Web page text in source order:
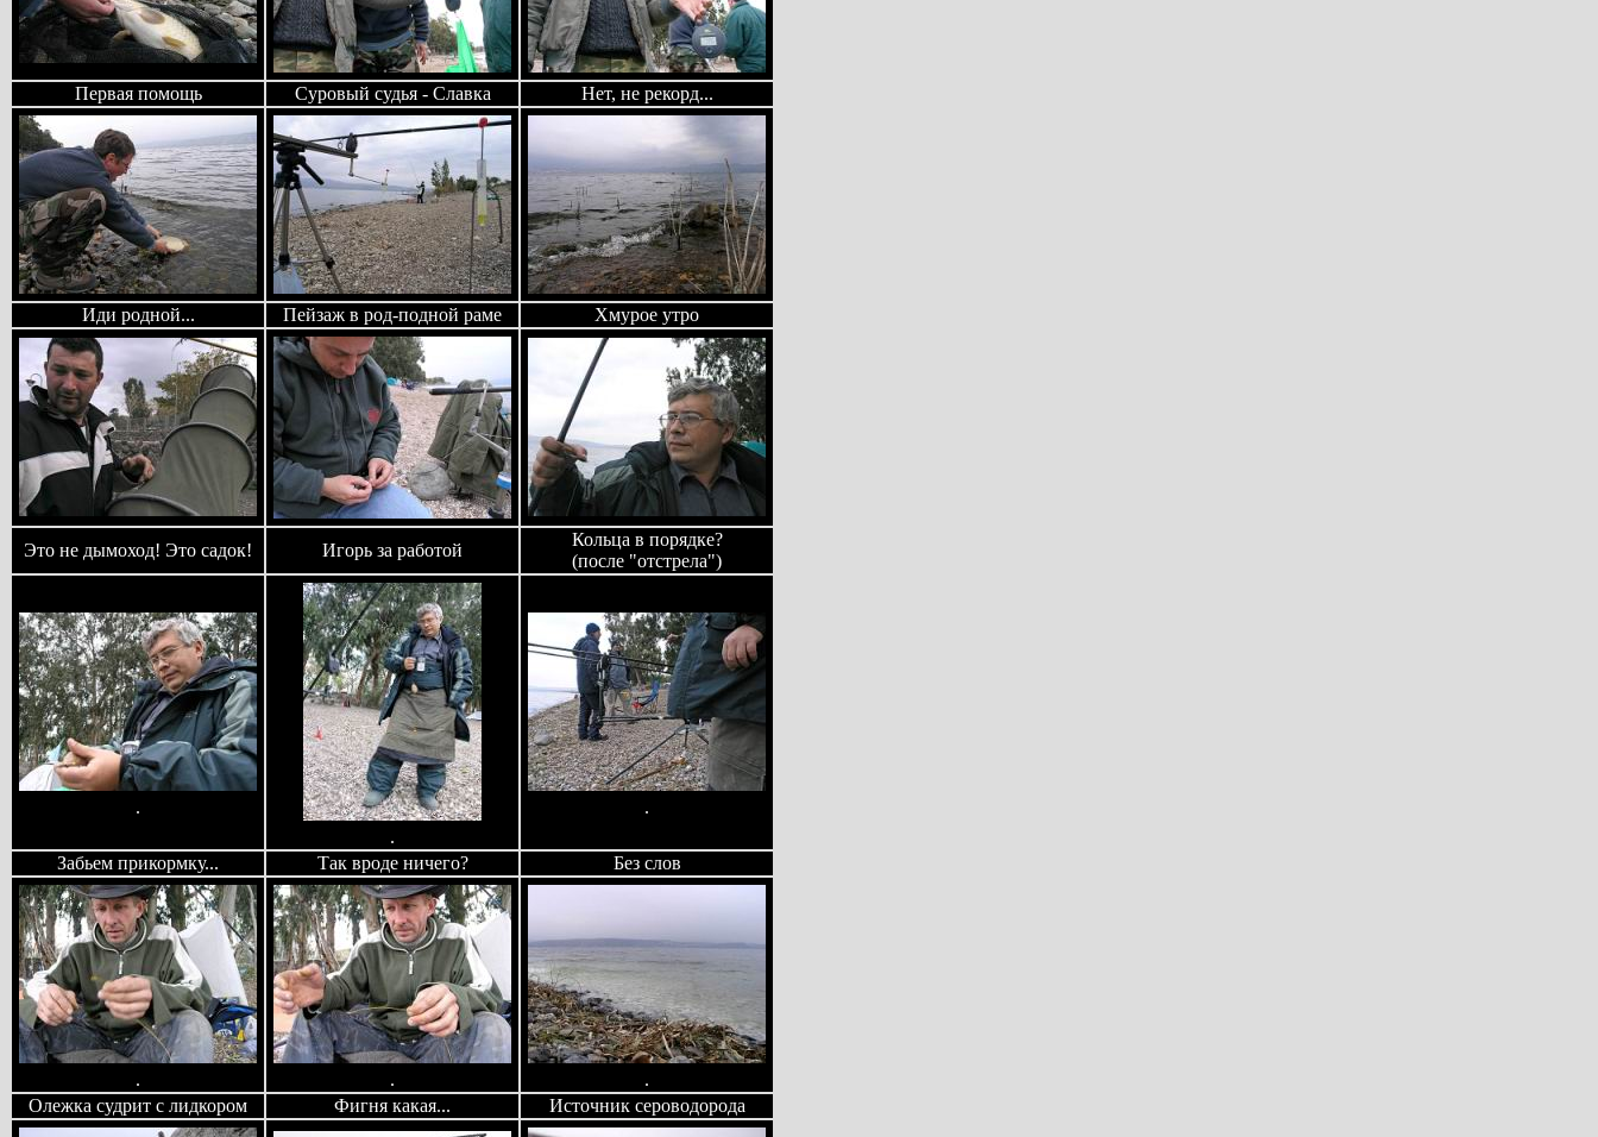
Первая помощь Суровый судья - Славка Нет, не рекорд...
Иди родной... Пейзаж в род-подной раме Хмурое утро
Это не дымоход! Это садок! Игорь за работой
Кольца в порядке?
(после "отстрела")
.
.
.
Забьем прикормку... Так вроде ничего? Без слов
. .
.
Олежка судрит с лидкором
Фигня какая... Источник сероводорода